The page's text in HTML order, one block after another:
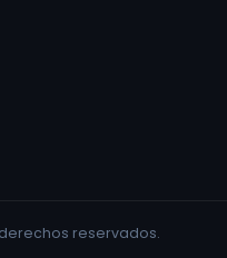
reservados.